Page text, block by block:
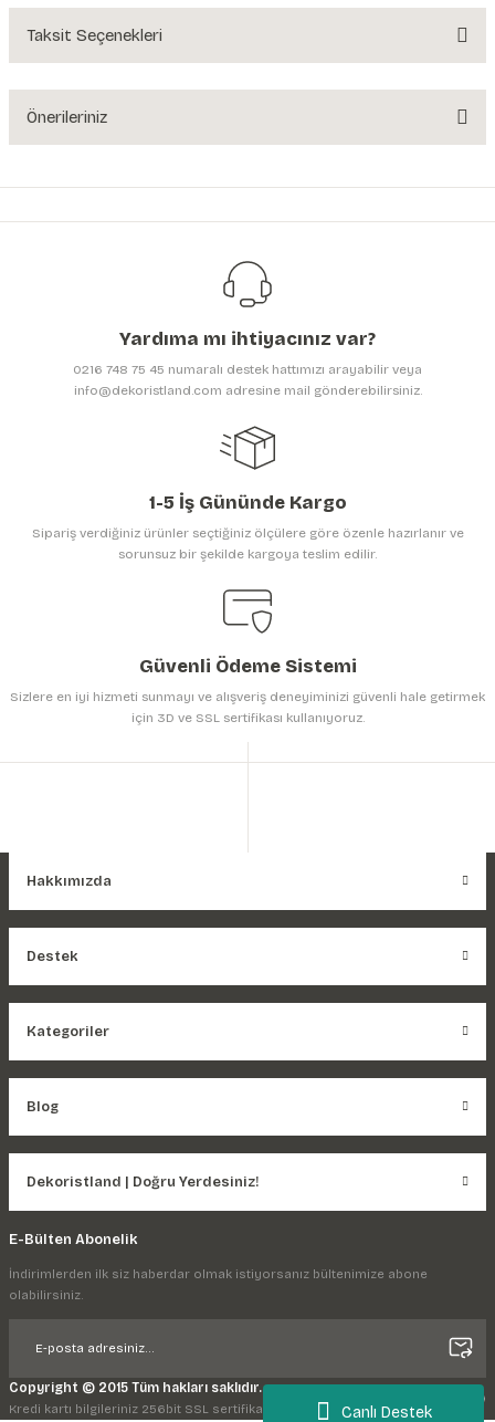
Canlı Destek
Ürün hakkında henüz soru sorulmamış.
Taksit Seçenekleri
Önerileriniz
yetersiz gördüğünüz noktaları öneri formunu kullanarak tarafımıza
Görüş ve önerileriniz için teşekkür ederiz.
Ürün resmi kalitesiz, bozuk veya görüntülenemiyor.
Ürün bilgilerinde hatalar bulunuyor.
Gönder
Yardıma mı ihtiyacınız var?
0216 748 75 45 numaralı destek hattımızı arayabilir veya
info@dekoristland.com adresine mail gönderebilirsiniz.
1-5 İş Gününde Kargo
Sipariş verdiğiniz ürünler seçtiğiniz ölçülere göre özenle hazırlanır ve
sorunsuz bir şekilde kargoya teslim edilir.
Güvenli Ödeme Sistemi
Sizlere en iyi hizmeti sunmayı ve alışveriş deneyiminizi güvenli hale getirmek
için 3D ve SSL sertifikası kullanıyoruz.
Hakkımızda
Destek
Kategoriler
Blog
Dekoristland | Doğru Yerdesiniz!
E-Bülten Abonelik
İndirimlerden ilk siz haberdar olmak istiyorsanız bültenimize abone
olabilirsiniz.
Copyright © 2015 Tüm hakları saklıdır.
Kredi kartı bilgileriniz 256bit SSL sertifikası ile korunmaktadır.